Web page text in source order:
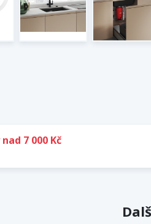
7 000 Kč